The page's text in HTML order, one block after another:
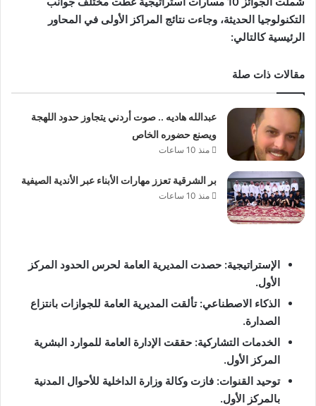
التكنولوجيا الحديثة، وجاءت نتائج المراكز الأولى في المحاور
الرئيسية كالتالي:
مقالات ذات صلة
عبدالله هاديه .. صوت أردني يتجاوز حدود اللهجة
ويصنع حضوره الخاص
منذ 10 ساعات
بر الشرقية تعزز مهارات الأبناء عبر الأندية الصيفية
منذ 10 ساعات
الإستراتيجية: حصدت المديرية العامة لحرس الحدود المركز
الأول.
الذكاء الاصطناعي: تألقت المديرية العامة للجوازات بانتزاع
الصدارة.
الخدمات التشاركية: حققت الإدارة العامة للموارد البشرية
المركز الأول.
توحيد القنوات: فازت وكالة وزارة الداخلية للأحوال المدنية
بالمركز الأول.